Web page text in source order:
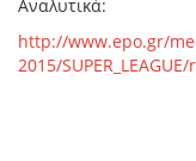
Αναλυτικά:
http://www.epo.gr/
2015/